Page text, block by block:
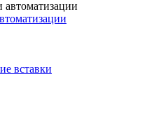
вставки